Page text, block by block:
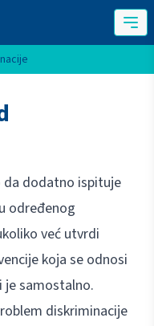
da dodatno ispituje
određenog
već utvrdi
koja se odnosi
je samostalno.
diskriminacije